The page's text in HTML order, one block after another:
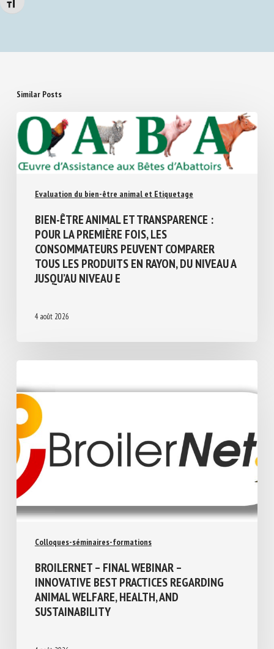
Changer la taille de la police
Similar Posts
Evaluation du bien-être animal et Etiquetage
BIEN-ÊTRE ANIMAL ET TRANSPARENCE :
POUR LA PREMIÈRE FOIS, LES
CONSOMMATEURS PEUVENT COMPARER
TOUS LES PRODUITS EN RAYON, DU NIVEAU
A JUSQU’AU NIVEAU E
4 août 2026
BROILERNET – FINAL WEBINAR –
INNOVATIVE BEST PRACTICES REGARDING
ANIMAL WELFARE, HEALTH, AND
SUSTAINABILITY